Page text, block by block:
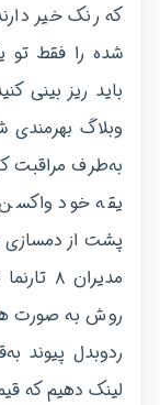
که رنک خیر
شده را فقط
باید ریز بینی
وبلاگ بهرمندی
به‌طرف مراقبت
یقه خود واکسن
پشت از دمسازی
روش به صورت
ردوبدل پیوند
لینک دهیم که